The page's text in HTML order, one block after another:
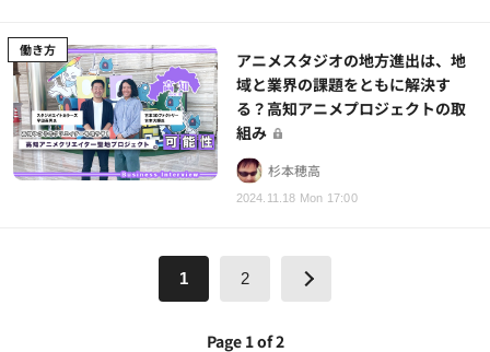
働き方
2024.11.18 Mon 17:00
アニメスタジオの地方進出は、地
域と業界の課題をともに解決す
る？高知アニメプロジェクトの取
組み
杉本穂高
1 2
Page 1 of 2